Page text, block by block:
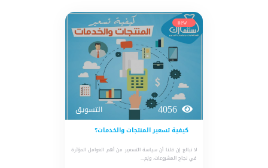
new
التسويق
كيفية تسعير المنتجات والخدمات؟
لا نبالغ إن قلنا أن سياسة التسعير من أهم العوامل المؤثرة
في نجاح المشروعات، ولِم...